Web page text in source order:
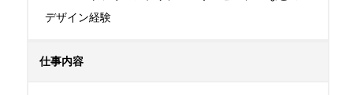
デザイン経験
仕事内容